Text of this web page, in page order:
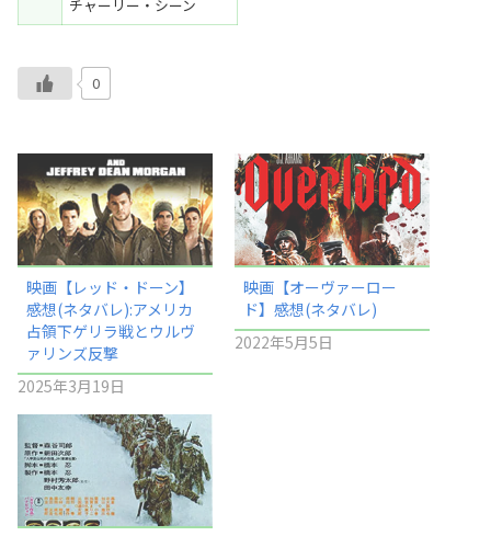
チャーリー・シーン
0
映画【レッド・ドーン】
感想(ネタバレ):アメリカ
占領下ゲリラ戦とウルヴ
ァリンズ反撃
2025年3月19日
映画【オーヴァーロー
ド】感想(ネタバレ)
2022年5月5日